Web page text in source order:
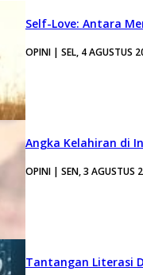
Self-Love: Antara
OPINI | SEL, 4 AGUSTUS
Angka Kelahiran di
OPINI | SEN, 3 AGUSTUS
Tantangan Literasi